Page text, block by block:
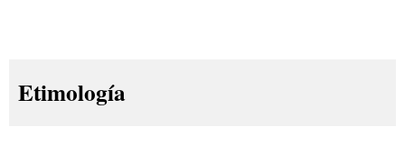
Etimología